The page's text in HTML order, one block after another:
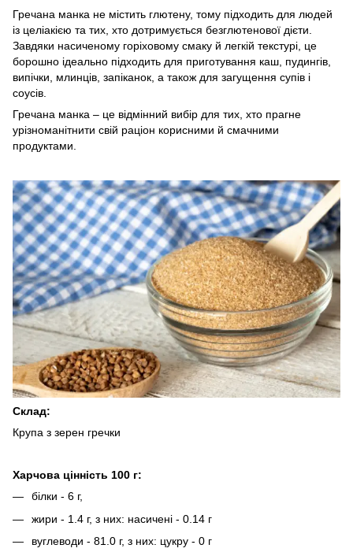
Гречана манка не містить глютену, тому підходить для людей
із целіакією та тих, хто дотримується безглютенової дієти.
Завдяки насиченому горіховому смаку й легкій текстурі, це
борошно ідеально підходить для приготування каш, пудингів,
випічки, млинців, запіканок, а також для загущення супів і
соусів.
Гречана манка – це відмінний вибір для тих, хто прагне
урізноманітнити свій раціон корисними й смачними
продуктами.
Склад:
Крупа з зерен гречки
Харчова цінність 100 г:
білки - 6 г,
жири - 1.4 г, з них: насичені - 0.14 г
вуглеводи - 81.0 г, з них: цукру - 0 г